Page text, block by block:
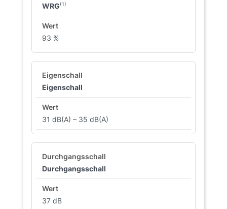
WRG(1)
93 %
Eigenschall
31 dB(A) – 35 dB(A)
Durchgangsschall
37 dB